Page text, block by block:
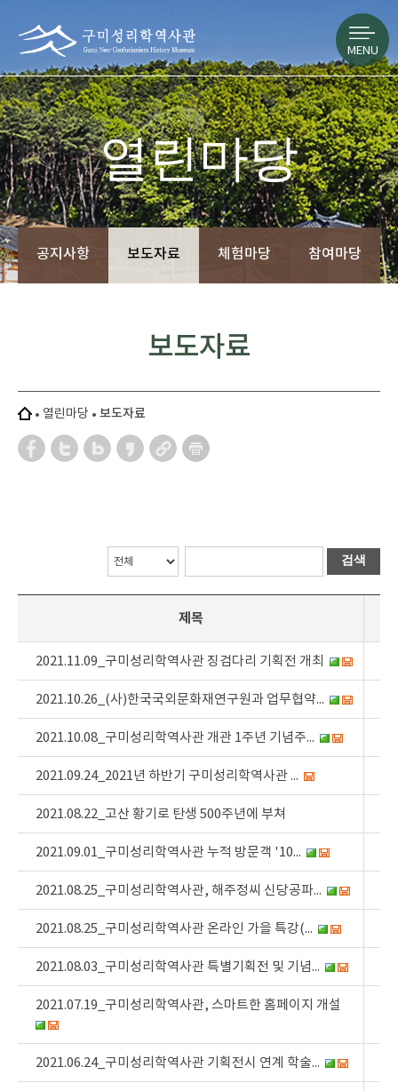
MENU
열린마당
공지사항 보도자료 체험마당 참여마당
열린마당 보도자료
보도자료
검색
제목
2021.11.09_구미성리학역사관 징검다리 기획전 개최
2021.10.26_(사)한국국외문화재연구원과 업무협약...
2021.10.08_구미성리학역사관 개관 1주년 기념주...
2021.09.24_2021년 하반기 구미성리학역사관 ...
2021.08.22_고산 황기로 탄생 500주년에 부쳐
2021.09.01_구미성리학역사관 누적 방문객 '10...
2021.08.25_구미성리학역사관, 해주정씨 신당공파...
2021.08.25_구미성리학역사관 온라인 가을 특강(...
2021.08.03_구미성리학역사관 특별기획전 및 기념...
2021.07.19_구미성리학역사관, 스마트한 홈페이지 개설
2021.06.24_구미성리학역사관 기획전시 연계 학술...